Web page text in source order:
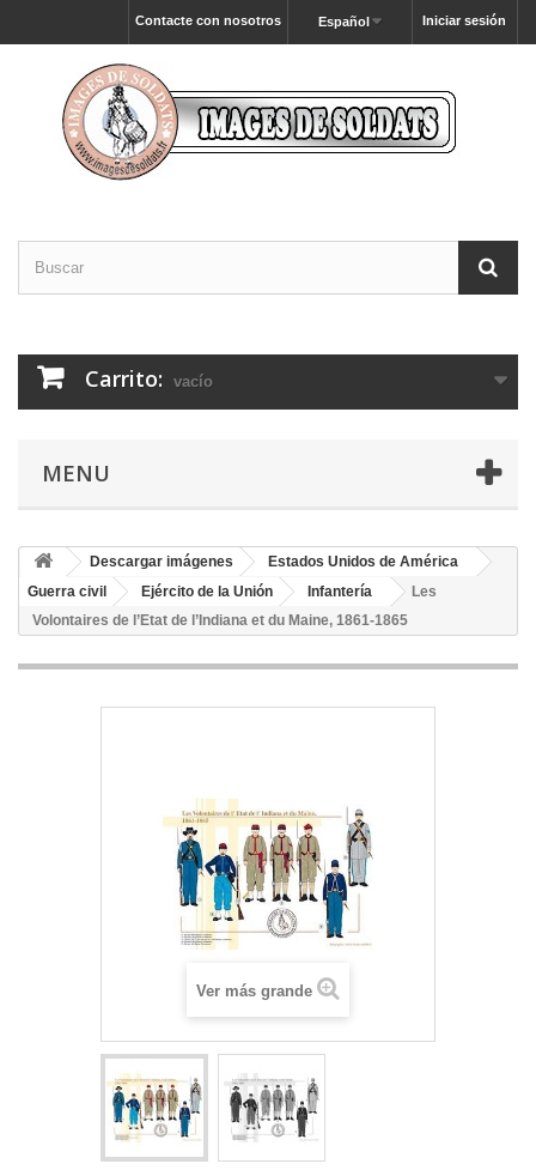
Iniciar sesión
Español
Contacte con nosotros
Carrito: vacío
MENU
Descargar imágenes
Estados Unidos de América
Guerra civil
Ejército de la Unión Infantería
Les
Volontaires de l’Etat de l’Indiana et du Maine, 1861-1865
Ver más grande